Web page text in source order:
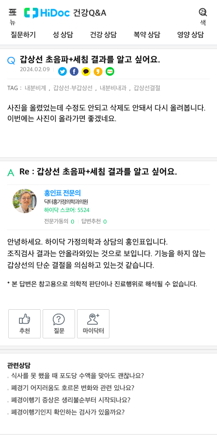
건강Q&A
질문하기 성 상담 건강 상담 복약 상담 영양 상담
메
뉴
검
색
갑상선 초음파+세침 결과를 알고 싶어요.
2024.02.09
TAG : 내분비계 , 갑상선·부갑상선 , 내분비내과 , 갑상선결절
사진을 올렸었는데 수정도 안되고 삭제도 안돼서 다시 올려봅니다.
이번에는 사진이 올라가면 좋겠네요.
Re : 갑상선 초음파+세침 결과를 알고 싶어요.
홍인표 전문의
닥터홍가정의학과의원
하이닥 스코어: 5524
전문가동의 0 답변추천 0
안녕하세요. 하이닥 가정의학과 상담의 홍인표입니다.
조직검사 결과는 안올라와있는 것으로 보입니다. 기능을 하지 않는
갑상선의 단순 결절을 의심하고 있는것 같습니다.
* 본 답변은 참고용으로 의학적 판단이나 진료행위로 해석될 수 없습니다.
추천 질문 마이닥터
관련상담
식사를 못 했을 때 포도당 수액을 맞아도 괜찮나요?
폐경기 어지러움도 호르몬 변화와 관련 있나요?
폐경이행기 증상은 생리불순부터 시작되나요?
폐경이행기인지 확인하는 검사가 있을까요?